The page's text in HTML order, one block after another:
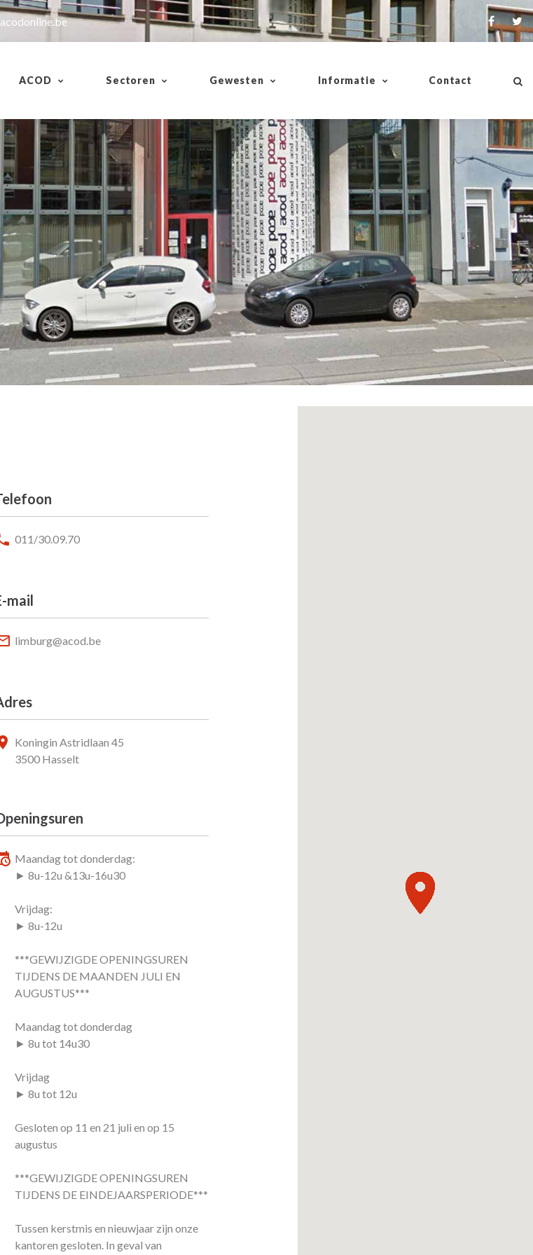
ACOD Sectoren Gewesten Informatie Contact
011/30.09.70
mail
limburg@acod.be
Koningin Astridlaan 45
3500 Hasselt
Maandag tot donderdag:
► 8u-12u &13u-16u30
Vrijdag:
► 8u-12u
***GEWIJZIGDE OPENINGSUREN
TIJDENS DE MAANDEN JULI EN
AUGUSTUS***
Maandag tot donderdag
► 8u tot 14u30
Vrijdag
► 8u tot 12u
Gesloten op 11 en 21 juli en op 15
augustus
***GEWIJZIGDE OPENINGSUREN
TIJDENS DE EINDEJAARSPERIODE***
Tussen kerstmis en nieuwjaar zijn onze
kantoren gesloten. In geval van